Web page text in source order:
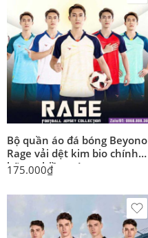
Bộ quần áo đá bóng Beyono
Rage vải dệt kim bio chính
hãng nhiều màu
175.000₫